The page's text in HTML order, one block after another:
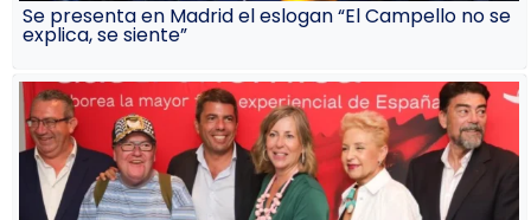
Se presenta en Madrid el eslogan “El Campello no se
explica, se siente”